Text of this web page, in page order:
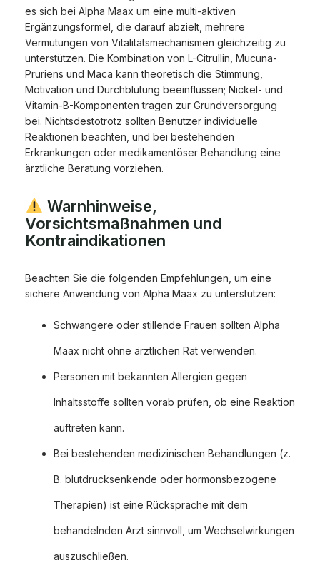
es sich bei Alpha Maax um eine multi-aktiven
Ergänzungsformel, die darauf abzielt, mehrere
Vermutungen von Vitalitätsmechanismen gleichzeitig zu
unterstützen. Die Kombination von L-Citrullin, Mucuna-
Pruriens und Maca kann theoretisch die Stimmung,
Motivation und Durchblutung beeinflussen; Nickel- und
Vitamin-B-Komponenten tragen zur Grundversorgung
bei. Nichtsdestotrotz sollten Benutzer individuelle
Reaktionen beachten, und bei bestehenden
Erkrankungen oder medikamentöser Behandlung eine
ärztliche Beratung vorziehen.
Warnhinweise,
Vorsichtsmaßnahmen und
Kontraindikationen
Beachten Sie die folgenden Empfehlungen, um eine
sichere Anwendung von Alpha Maax zu unterstützen:
Schwangere oder stillende Frauen sollten Alpha
Maax nicht ohne ärztlichen Rat verwenden.
Personen mit bekannten Allergien gegen
Inhaltsstoffe sollten vorab prüfen, ob eine Reaktion
auftreten kann.
Bei bestehenden medizinischen Behandlungen (z.
B. blutdrucksenkende oder hormonsbezogene
Therapien) ist eine Rücksprache mit dem
behandelnden Arzt sinnvoll, um Wechselwirkungen
auszuschließen.